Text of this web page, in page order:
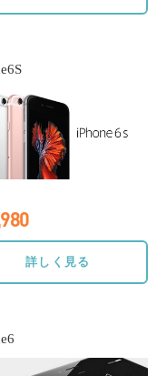
詳しく見る